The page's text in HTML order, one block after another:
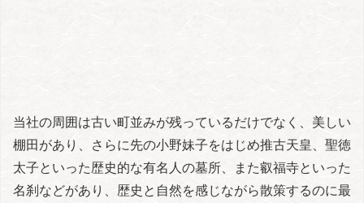
当社の周囲は古い町並みが残っているだけでなく、美しい
棚田があり、さらに先の小野妹子をはじめ推古天皇、聖徳
太子といった歴史的な有名人の墓所、また叡福寺といった
名刹などがあり、歴史と自然を感じながら散策するのに最